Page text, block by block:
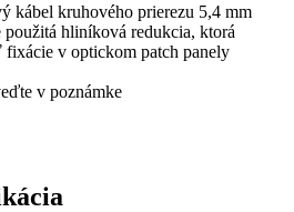
kábel kruhového prierezu 5,4 mm
hliníková redukcia, ktorá
fixácie v optickom patch panely
v poznámke